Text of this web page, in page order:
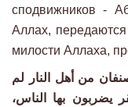
сподвижников -
Аллах,
милости Аллаха,
من أهل النار لم
يضربون بها الناس،